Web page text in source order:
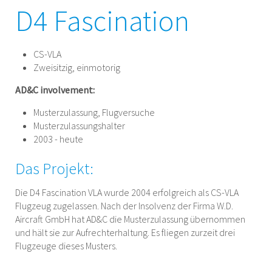
D4 Fascination
CS-VLA
Zweisitzig, einmotorig
AD&C involvement:
Musterzulassung, Flugversuche
Musterzulassungshalter
2003 - heute
Das Projekt:
Die D4 Fascination VLA wurde 2004 erfolgreich als CS-VLA
Flugzeug zugelassen. Nach der Insolvenz der Firma W.D.
Aircraft GmbH hat AD&C die Musterzulassung übernommen
und hält sie zur Aufrechterhaltung. Es fliegen zurzeit drei
Flugzeuge dieses Musters.